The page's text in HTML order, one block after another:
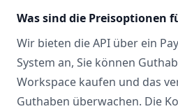
Was sind die Preisoptionen
Wir bieten die API über ein
System an, Sie können
Workspace kaufen und das
Guthaben überwachen. Die